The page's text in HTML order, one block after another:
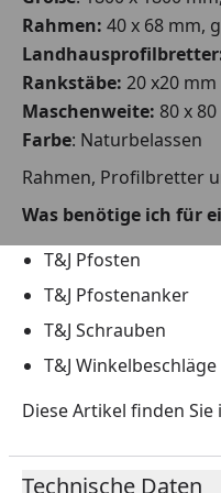
Rahmen: 40 x 68 mm,
Rankstäbe: 20 x20 mm
Maschenweite: 80 x
Farbe: Naturbelassen
Rahmen, Profilbretter
Was benötige ich für
T&J Pfosten
T&J Pfostenanker
T&J Schrauben
T&J Winkelbeschläge
Diese Artikel finden Sie
Technische Daten